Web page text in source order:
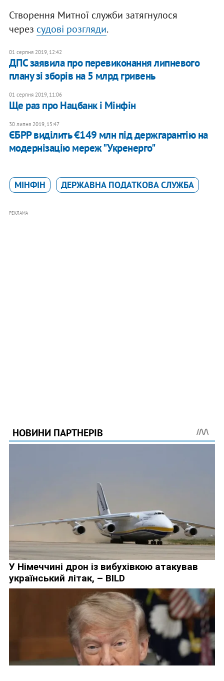
Створення Митної служби затягнулося
через судові розгляди.
01 серпня 2019, 12:42
ДПС заявила про перевиконання липневого
плану зі зборів на 5 млрд гривень
01 серпня 2019, 11:06
Ще раз про Нацбанк і Мінфін
30 липня 2019, 15:47
ЄБРР виділить €149 млн під держгарантію на
модернізацію мереж "Укренерго"
МІНФІН ДЕРЖАВНА ПОДАТКОВА СЛУЖБА
РЕКЛАМА